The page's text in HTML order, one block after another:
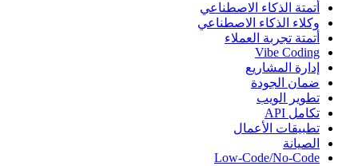
أتمتة الذكاء الاصطناعي
وكلاء الذكاء الاصطناعي
أتمتة تجربة العملاء
Vibe Coding
إدارة المشاريع
ضمان الجودة
تطوير الويب
تكامل API
تطبيقات الأعمال
الصيانة
Low-Code/No-Code